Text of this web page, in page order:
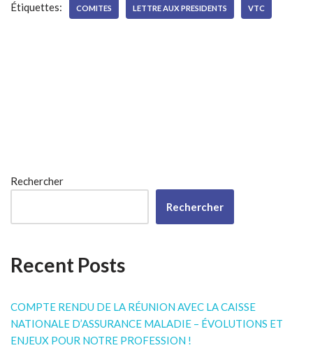
Étiquettes: COMITES LETTRE AUX PRESIDENTS VTC
Rechercher
Rechercher
Recent Posts
COMPTE RENDU DE LA RÉUNION AVEC LA CAISSE
NATIONALE D’ASSURANCE MALADIE – ÉVOLUTIONS ET
ENJEUX POUR NOTRE PROFESSION !